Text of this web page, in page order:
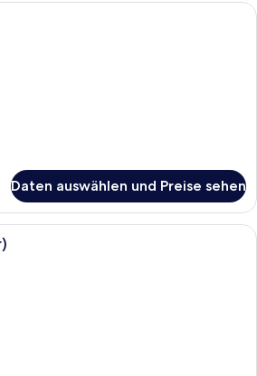
Ein modernes Schlafzimmer mit
Daten auswählen und Preise sehen
Ein Hotelzimmer mit einer Couch,